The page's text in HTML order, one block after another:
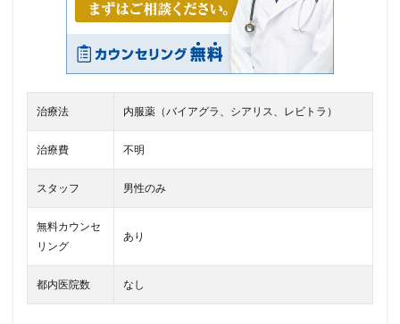
治療法 内服薬（バイアグラ、シアリス、レビトラ）
治療費 不明
スタッフ 男性のみ
無料カウンセ
リング
あり
都内医院数 なし